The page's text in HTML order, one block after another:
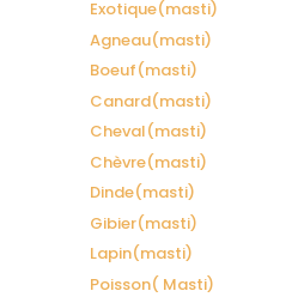
Exotique(masti)
Agneau(masti)
Boeuf(masti)
Canard(masti)
Cheval(masti)
Chèvre(masti)
Dinde(masti)
Gibier(masti)
Lapin(masti)
Poisson( Masti)